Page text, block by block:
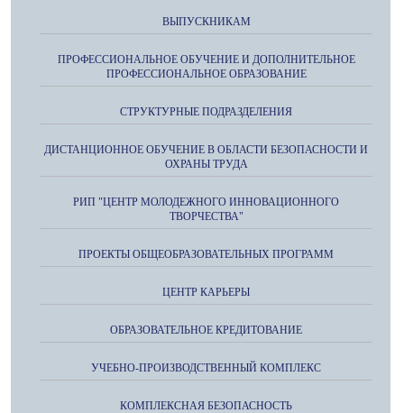
ВЫПУСКНИКАМ
ПРОФЕССИОНАЛЬНОЕ ОБУЧЕНИЕ И ДОПОЛНИТЕЛЬНОЕ
ПРОФЕССИОНАЛЬНОЕ ОБРАЗОВАНИЕ
СТРУКТУРНЫЕ ПОДРАЗДЕЛЕНИЯ
ДИСТАНЦИОННОЕ ОБУЧЕНИЕ В ОБЛАСТИ БЕЗОПАСНОСТИ И
ОХРАНЫ ТРУДА
РИП "ЦЕНТР МОЛОДЕЖНОГО ИННОВАЦИОННОГО
ТВОРЧЕСТВА"
ПРОЕКТЫ ОБЩЕОБРАЗОВАТЕЛЬНЫХ ПРОГРАММ
ЦЕНТР КАРЬЕРЫ
ОБРАЗОВАТЕЛЬНОЕ КРЕДИТОВАНИЕ
УЧЕБНО-ПРОИЗВОДСТВЕННЫЙ КОМПЛЕКС
КОМПЛЕКСНАЯ БЕЗОПАСНОСТЬ